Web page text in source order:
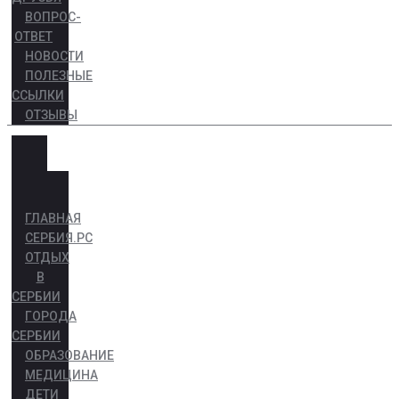
ВОПРОС-
ОТВЕТ
НОВОСТИ
ПОЛЕЗНЫЕ
ССЫЛКИ
ОТЗЫВЫ
ГЛАВНАЯ
СЕРБИЯ.РС
ОТДЫХ
В
СЕРБИИ
ГОРОДА
СЕРБИИ
ОБРАЗОВАНИЕ
МЕДИЦИНА
ДЕТИ